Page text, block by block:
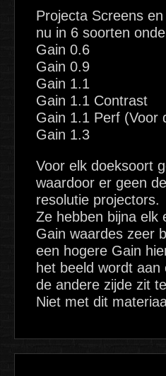
Projecta Screens
nu in 6 soorten
Gain 0.6
Gain 0.9
Gain 1.1
Gain 1.1 Contrast
Gain 1.1 Perf (Voor
Gain 1.3
Voor elk doeksoort
waardoor er geen
resolutie projectors.
Ze hebben bijna elk
Gain waardes zeer
een hogere Gain
het beeld wordt
de andere zijde zit
Niet met dit